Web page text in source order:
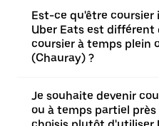
Est-ce qu'être coursier
Uber Eats est différent
coursier à temps plein
(Chauray) ?
Je souhaite devenir
ou à temps partiel près